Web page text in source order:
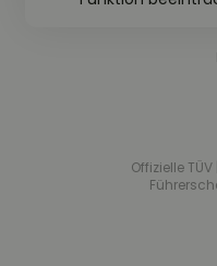
Offizielle